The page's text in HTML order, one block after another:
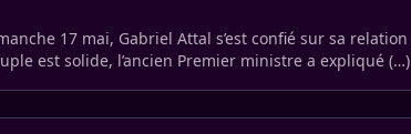
17 mai, Gabriel Attal s’est confié sur sa relation
est solide, l’ancien Premier ministre a expliqué (…)